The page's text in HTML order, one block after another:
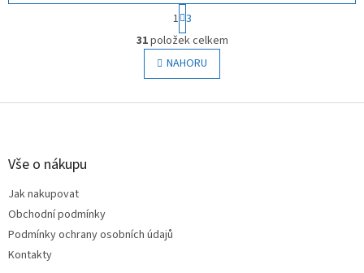
O
v
l
á
S
t
r
á
n
k
v
1 3
31položek celkem
NAHORU
Z
Vše o nákupu
Jak nakupovat
Obchodní podmínky
Podmínky ochrany osobních údajů
Kontakty